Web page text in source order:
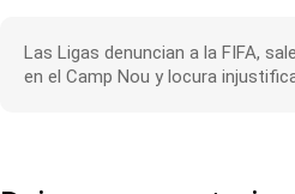
Las Ligas denuncian a la FIFA,
en el Camp Nou y locura